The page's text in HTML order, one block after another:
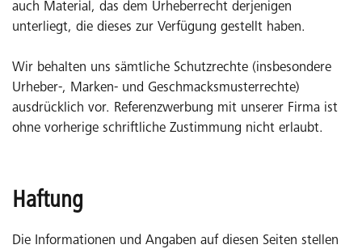
auch Material, das dem Urheberrecht derjenigen
unterliegt, die dieses zur Verfügung gestellt haben.
Wir behalten uns sämtliche Schutzrechte (insbesondere
Urheber-, Marken- und Geschmacksmusterrechte)
ausdrücklich vor. Referenzwerbung mit unserer Firma ist
ohne vorherige schriftliche Zustimmung nicht erlaubt.
Haftung
Die Informationen und Angaben auf diesen Seiten stellen